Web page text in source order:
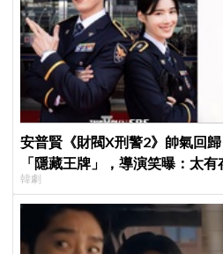
安普賢《財閥X刑警2》帥氣回
「隱藏王牌」，導演笑曝：太
韓劇